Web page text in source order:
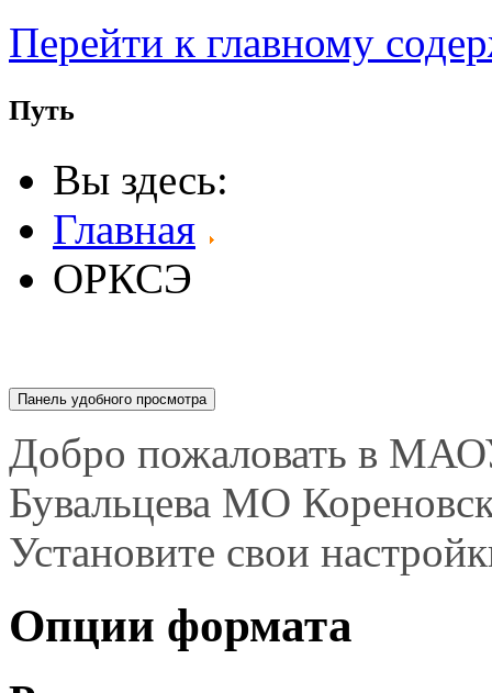
Перейти к главному
Путь
Вы здесь:
Главная
ОРКСЭ
Панель удобного просмотра
Опции формата
Режим просмотра:
Вид по умолчанию
для большинства